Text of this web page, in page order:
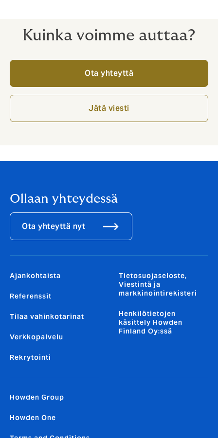
Kuinka voimme auttaa?
Ota yhteyttä
Jätä viesti
Ollaan yhteydessä
Ota yhteyttä nyt
Ajankohtaista
Referenssit
Tilaa vahinkotarinat
Verkkopalvelu
Rekrytointi
Tietosuojaseloste,
Viestintä ja
markkinointirekisteri
Henkilötietojen
käsittely Howden
Finland Oy:ssä
Howden Group
Howden One